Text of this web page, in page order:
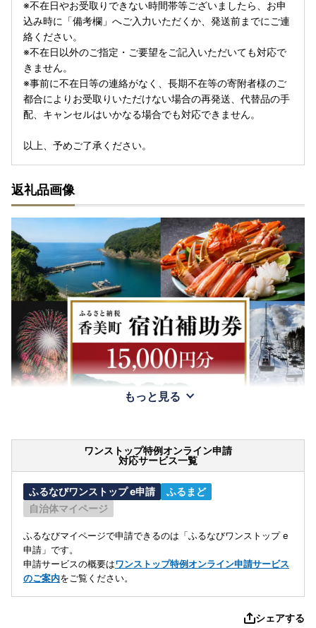
※不在日やお受取りできない時間帯等ございましたら、お申
込み時に「備考欄」へご入力いただくか、発送前までにご連
絡ください。
※不在日以外のご指定・ご要望をご記入いただいても対応で
きません。
※事前に不在日等の連絡がなく、長期不在等の寄附者様のご
都合によりお受取りいただけない場合の再発送、代替品の手
配、キャンセルはいかなる場合でも対応できません。
以上、予めご了承ください。
返礼品画像
もっと見る
ワンストップ特例オンライン申請
対応サービス一覧
ふるなびワンストップ e申請
ふるまど
自治体マイページ
ふるなびマイページで申請できるのは「ふるなびワンストップ e
申請」です。
申請サービスの概要はワンストップ特例オンライン申請サービス
のご案内をご覧ください。
シェアする